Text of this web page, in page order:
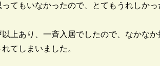
てもいなかったので、とてもうれしかっ
上あり、一斉入居でしたので、なかな
てしまいました。